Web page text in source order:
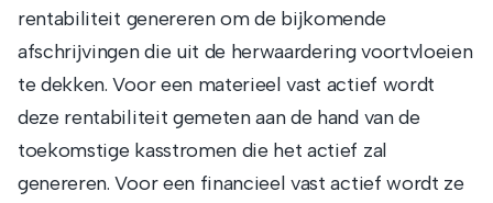
rentabiliteit genereren om de bijkomende
afschrijvingen die uit de herwaardering voortvloeien
te dekken. Voor een materieel vast actief wordt
deze rentabiliteit gemeten aan de hand van de
toekomstige kasstromen die het actief zal
genereren. Voor een financieel vast actief wordt ze